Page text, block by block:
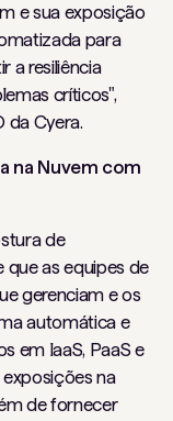
e sua exposição
para
a resiliência
críticos",
da Cyera.
na Nuvem com
de
as equipes de
gerenciam e os
automática e
em IaaS, PaaS e
exposições na
de fornecer